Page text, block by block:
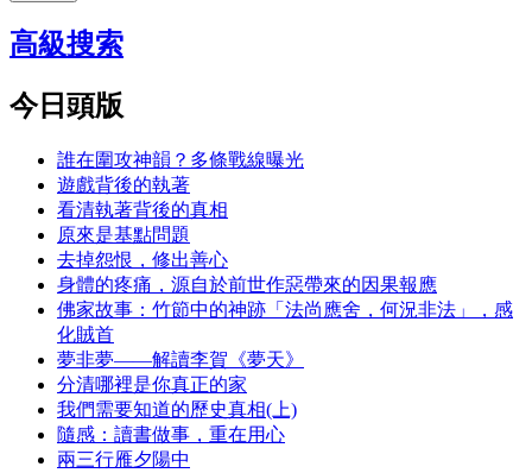
高級搜索
今日頭版
誰在圍攻神韻？多條戰線曝光
遊戲背後的執著
看清執著背後的真相
原來是基點問題
去掉怨恨，修出善心
身體的疼痛，源自於前世作惡帶來的因果報應
佛家故事：竹節中的神跡「法尚應舍，何況非法」，感
化賊首
夢非夢——解讀李賀《夢天》
分清哪裡是你真正的家
我們需要知道的歷史真相(上)
隨感：讀書做事，重在用心
兩三行雁夕陽中